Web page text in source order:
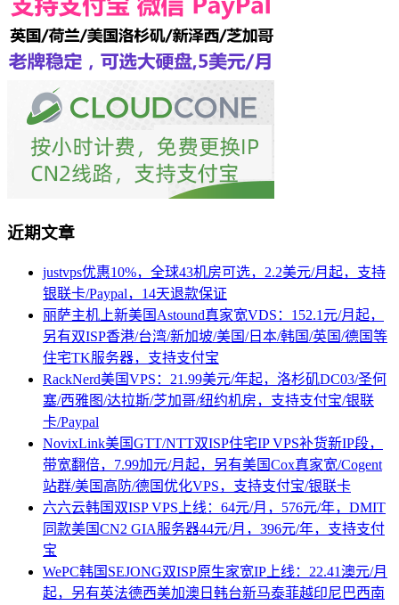
近期文章
justvps优惠10%，全球43机房可选，2.2美元/月起，支持
银联卡/Paypal，14天退款保证
丽萨主机上新美国Astound真家宽VDS：152.1元/月起，
另有双ISP香港/台湾/新加坡/美国/日本/韩国/英国/德国等
住宅TK服务器，支持支付宝
RackNerd美国VPS：21.99美元/年起，洛杉矶DC03/圣何
塞/西雅图/达拉斯/芝加哥/纽约机房，支持支付宝/银联
卡/Paypal
NovixLink美国GTT/NTT双ISP住宅IP VPS补货新IP段，
带宽翻倍，7.99加元/月起，另有美国Cox真家宽/Cogent
站群/美国高防/德国优化VPS，支持支付宝/银联卡
六六云韩国双ISP VPS上线：64元/月，576元/年，DMIT
同款美国CN2 GIA服务器44元/月，396元/年，支持支付
宝
WePC韩国SEJONG双ISP原生家宽IP上线：22.41澳元/月
起，另有英法德西美加澳日韩台新马泰菲越印尼巴西南